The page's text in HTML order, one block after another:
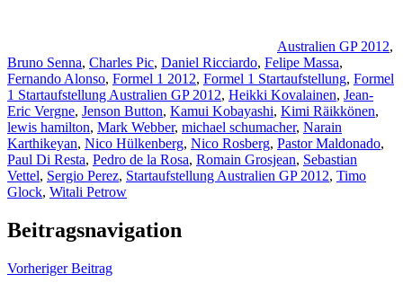
Australien GP 2012,
Bruno Senna, Charles Pic, Daniel Ricciardo, Felipe Massa,
Fernando Alonso, Formel 1 2012, Formel 1 Startaufstellung, Formel
1 Startaufstellung Australien GP 2012, Heikki Kovalainen, Jean-
Eric Vergne, Jenson Button, Kamui Kobayashi, Kimi Räikkönen,
lewis hamilton, Mark Webber, michael schumacher, Narain
Karthikeyan, Nico Hülkenberg, Nico Rosberg, Pastor Maldonado,
Paul Di Resta, Pedro de la Rosa, Romain Grosjean, Sebastian
Vettel, Sergio Perez, Startaufstellung Australien GP 2012, Timo
Glock, Witali Petrow
Beitragsnavigation
Vorheriger Beitrag